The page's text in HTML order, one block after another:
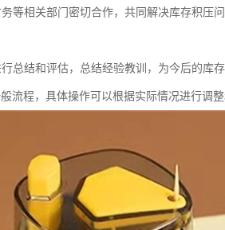
等相关部门密切合作，共同解决库存积压
总结和评估，总结经验教训，为今后的库存
流程，具体操作可以根据实际情况进行调整